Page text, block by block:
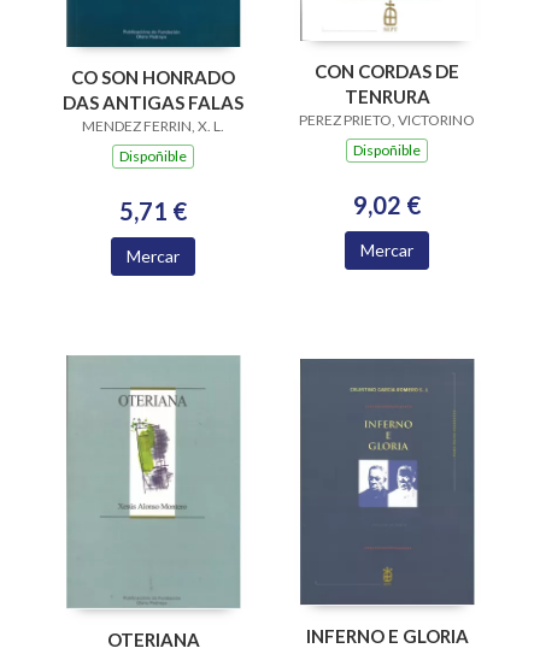
CO SON HONRADO
DAS ANTIGAS FALAS
MENDEZ FERRIN, X. L.
Dispoñible
5,71 €
Mercar
CON CORDAS DE
TENRURA
PEREZ PRIETO, VICTORINO
Dispoñible
9,02 €
Mercar
OTERIANA INFERNO E GLORIA